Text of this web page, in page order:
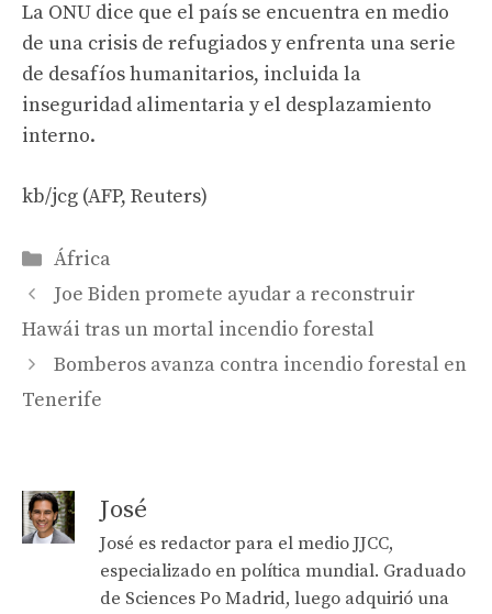
La ONU dice que el país se encuentra en medio
de una crisis de refugiados y enfrenta una serie
de desafíos humanitarios, incluida la
inseguridad alimentaria y el desplazamiento
interno.
kb/jcg (AFP, Reuters)
Categories
África
Joe Biden promete ayudar a reconstruir
Hawái tras un mortal incendio forestal
Bomberos avanza contra incendio forestal en
Tenerife
José
José es redactor para el medio JJCC,
especializado en política mundial. Graduado
de Sciences Po Madrid, luego adquirió una